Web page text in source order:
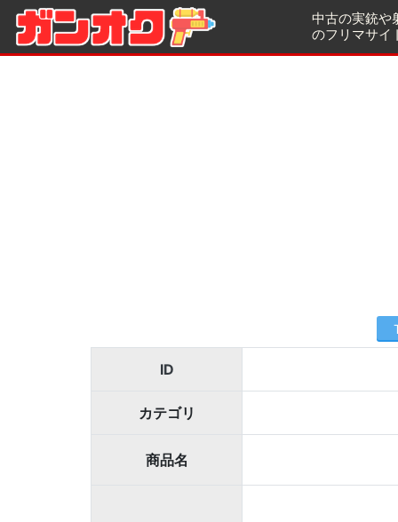
中古の実銃や
のフリマサイ
ID
カテゴリ
商品名